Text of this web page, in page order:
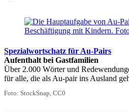
Spezialwortschatz für Au-Pairs
Aufenthalt bei Gastfamilien
Über 2.000 Wörter und
für alle, die als Au-pair ins Ausland
Foto: StockSnap, CC0